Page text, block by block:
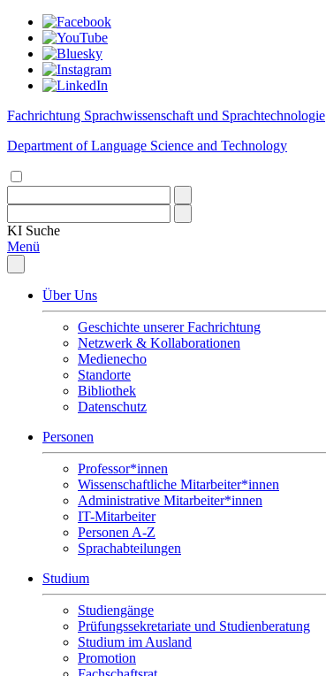
Fachrichtung Sprachwissenschaft und Sprachtechnologie
Department of Language Science and Technology
KI Suche
Menü
Über Uns
Geschichte unserer Fachrichtung
Netzwerk & Kollaborationen
Medienecho
Standorte
Bibliothek
Datenschutz
Personen
Professor*innen
Wissenschaftliche Mitarbeiter*innen
Administrative Mitarbeiter*innen
IT-Mitarbeiter
Personen A-Z
Sprachabteilungen
Studium
Studiengänge
Prüfungssekretariate und Studienberatung
Studium im Ausland
Promotion